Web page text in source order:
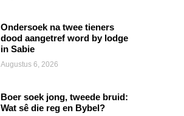
Ondersoek na twee tieners
dood aangetref word by lodge
in Sabie
Augustus 6, 2026
Boer soek jong, tweede bruid:
Wat sê die reg en Bybel?